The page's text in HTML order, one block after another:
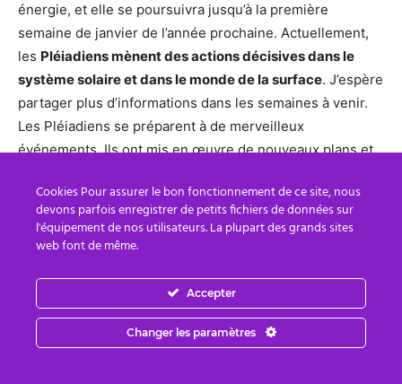
énergie, et elle se poursuivra jusqu’à la première
semaine de janvier de l’année prochaine. Actuellement,
les Pléiadiens mènent des actions décisives dans le
système solaire et dans le monde de la surface. J’espère
partager plus d’informations dans les semaines à venir.
Les Pléiadiens se préparent à de merveilleux
événements. Ils ont mis en œuvre de nouveaux plans et
processus qui a commencé au début de cette année. Le
nouveau plan est maintenant plus
développé/approfondi
. Il revient également, et il sera plus actif
que jamais.Il se concentre principalement sur les États-
Unis où il est impliqué dans le projet de la Nouvelle
Cookies Pour assurer le bon fonctionnement de ce site, nous
devons parfois enregistrer de petits fichiers de données sur
l'équipement de nos utilisateurs. La plupart des grands sites
web font de même.
Accepter
Changer les paramètres